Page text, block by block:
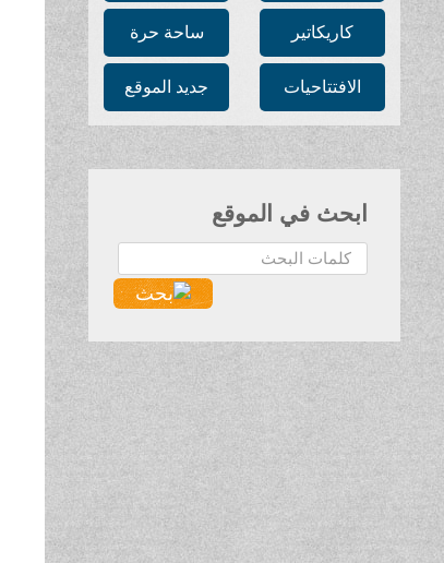
كاريكاتير ساحة حرة
الافتتاحيات جديد الموقع
ابحث في الموقع
البحث...